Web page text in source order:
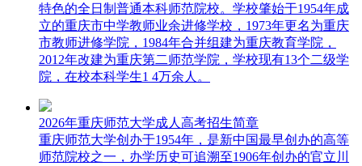
特色的全日制普通本科师范院校。学校肇始于1954年成
立的重庆市中学教师业余进修学校，1973年更名为重庆
市教师进修学院，1984年合并组建为重庆教育学院，
2012年改建为重庆第二师范学院，学校现有13个二级学
院，在校本科学生1 4万余人。
2026年重庆师范大学成人高考招生简章
重庆师范大学创办于1954年，是新中国最早创办的高等
师范院校之一，办学历史可追溯至1906年创办的官立川